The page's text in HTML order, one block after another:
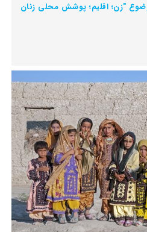
"زن؛ اقلیم؛ پوشش محلی زنان